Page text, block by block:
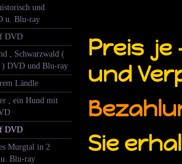
und
u. Blu-ray
DVD
, Schwarzwald (
) DVD und Blu-ray
Ländle
, ein Hund mit
DVD
Murgtal in 2
Blu-ray
Preis je
und
Sie